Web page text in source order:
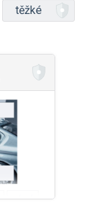
těžké